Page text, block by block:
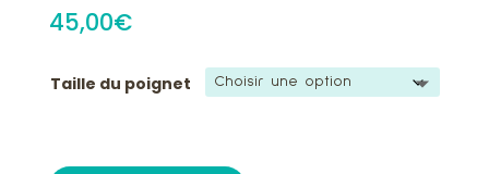
45,00€
Taille du poignet